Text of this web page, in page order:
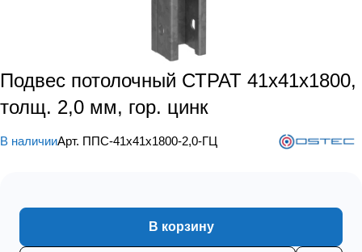
Подвес потолочный СТРАТ 41х41х1800,
толщ. 2,0 мм, гор. цинк
В наличииАрт. ППС-41х41х1800-2,0-ГЦ
В корзину